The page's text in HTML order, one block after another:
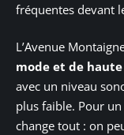
fréquentes devant
L’Avenue
mode et de
avec un niveau
plus faible. Pour
change tout : on